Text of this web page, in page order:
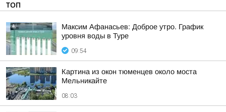
ТОП
Максим Афанасьев: Доброе утро. График
уровня воды в Туре
09:54
Картина из окон тюменцев около моста
Мельникайте
08:03